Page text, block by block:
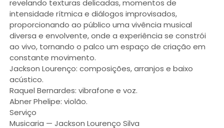
revelando texturas delicadas, momentos de
intensidade rítmica e diálogos improvisados,
proporcionando ao público uma vivência musical
diversa e envolvente, onde a experiência se constrói
ao vivo, tornando o palco um espaço de criação em
constante movimento.
Jackson Lourenço: composições, arranjos e baixo
acústico.
Raquel Bernardes: vibrafone e voz.
Abner Phelipe: violão.
Serviço
Musicaria — Jackson Lourenço Silva